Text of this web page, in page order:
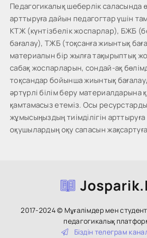
Педагогикалық шеберлік саласында
арттыруға дайын педагогтар үшін
КТЖ (күнтізбелік жоспарлар), БЖБ
бағалау), ТЖБ (тоқсанға жиынтық
материалын бір жылға тақырыптық
сабақ жоспарларын, сондай-ақ
тоқсандар бойынша жиынтық
әртүрлі білім беру материалдарына
қамтамасыз етеміз. Осы
жұмысыңыздың тиімділігін
оқушылардың оқу сапасын
2017-2024 © Мұғалімдер мен
педагогикалық
Біздін тeлeгpaм